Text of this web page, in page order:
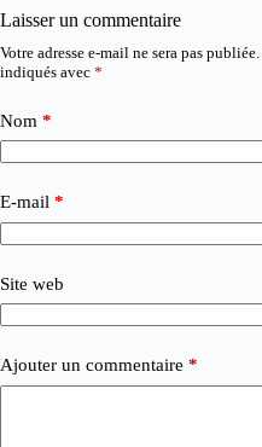
Laisser un commentaire
Votre adresse e-mail ne sera pas publiée.
indiqués avec *
Nom *
E-mail *
Site web
Ajouter un commentaire *